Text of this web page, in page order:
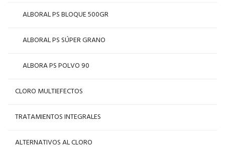
ALBORAL PS BLOQUE 500GR
ALBORAL PS SÚPER GRANO
ALBORA PS POLVO 90
CLORO MULTIEFECTOS
TRATAMIENTOS INTEGRALES
ALTERNATIVOS AL CLORO